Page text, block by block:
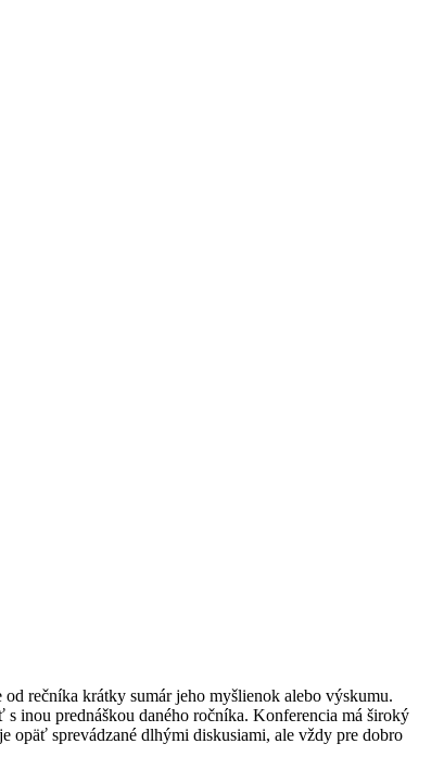
od rečníka krátky sumár jeho myšlienok alebo výskumu.
inou prednáškou daného ročníka. Konferencia má široký
opäť sprevádzané dlhými diskusiami, ale vždy pre dobro